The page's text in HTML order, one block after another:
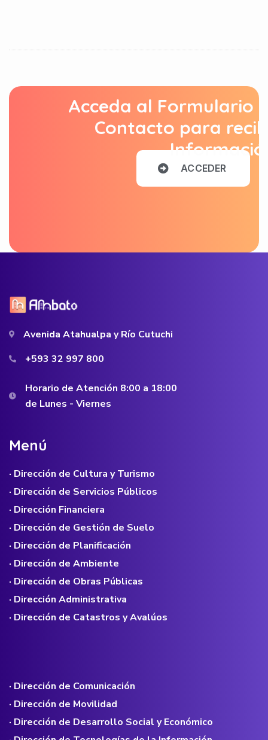
Acceda al Formulario
Contacto para
ACCEDER
Avenida Atahualpa y Río Cutuchi
+593 32 997 800
Horario de Atención 8:00 a 18:00
de Lunes - Viernes
Menú
· Dirección de Cultura y Turismo
· Dirección de Servicios Públicos
· Dirección Financiera
· Dirección de Gestión de Suelo
· Dirección de Planificación
· Dirección de Ambiente
· Dirección de Obras Públicas
· Dirección Administrativa
· Dirección de Catastros y Avalúos
· Dirección de Comunicación
· Dirección de Movilidad
· Dirección de Desarrollo Social y Económico